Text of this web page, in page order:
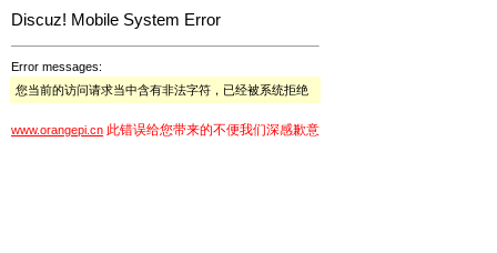
Discuz! Mobile System Error
Error messages:
您当前的访问请求当中含有非法字符，已经被系统拒绝
www.orangepi.cn 此错误给您带来的不便我们深感歉意